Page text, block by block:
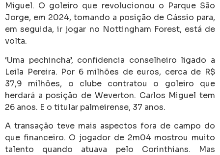
Miguel. O goleiro que revolucionou o Parque São
Jorge, em 2024, tomando a posição de Cássio para,
em seguida, ir jogar no Nottingham Forest, está de
volta.
‘Uma pechincha’, confidencia conselheiro ligado a
Leila Pereira. Por 6 milhões de euros, cerca de R$
37,9 milhões, o clube contratou o goleiro que
herdará a posição de Weverton. Carlos Miguel tem
26 anos. E o titular palmeirense, 37 anos.
A transação teve mais aspectos fora de campo do
que financeiro. O jogador de 2m04 mostrou muito
talento quando atuava pelo Corinthians. Mas